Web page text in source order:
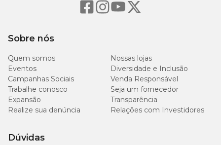
Sobre nós
Quem somos
Nossas lojas
Eventos
Diversidade e Inclusão
Campanhas Sociais
Venda Responsável
Trabalhe conosco
Seja um fornecedor
Expansão
Transparência
Realize sua denúncia
Relações com Investidores
Dúvidas